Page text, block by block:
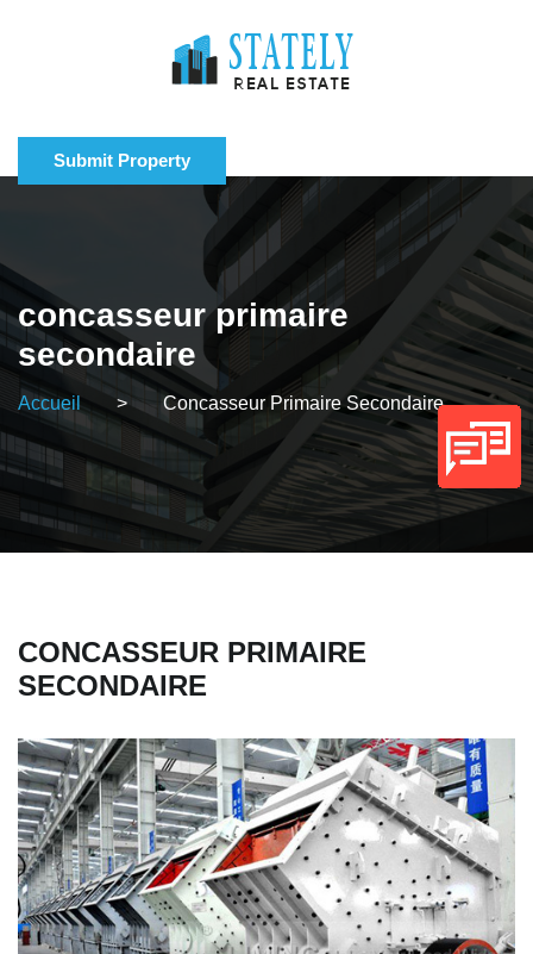
Submit Property
concasseur primaire
secondaire
Accueil > Concasseur Primaire Secondaire
CONCASSEUR PRIMAIRE
SECONDAIRE